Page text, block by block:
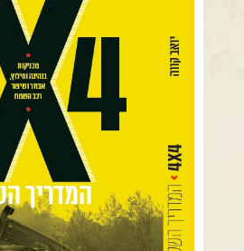
צרו קשר עם שבילים
אודות יואב קווה והאתר שבילים
כרמל ורמות מנשה
בקעת הירדן והשומרון
השרון ומישור החוף
הרי ירושלים והשפלה
מדבר יהודה וים המלח
צפון ומערב הנגב
הר הנגב והערבה